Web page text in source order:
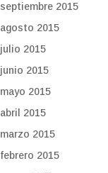
septiembre 2015
agosto 2015
julio 2015
junio 2015
mayo 2015
abril 2015
marzo 2015
febrero 2015